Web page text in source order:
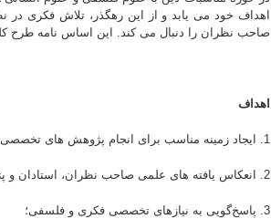
اهداف خود مى يابد و از اين رهگذر، تلاش فكرى در
صاحب نظران را دنبال مى كند. اين اساس نامه طرح
اهداف
1. ايجاد زمينه مناسب براى انجام پژوهش هاى تخصصى روزآمد در زمينه علوم فلسفى و كمك به گسترش آنها؛
2. انعكاس يافته هاى علمى صاحب نظران، استادان و پژوهشگران؛
3. پاسخ‌گويى به نيازهاى تخصصى فكرى و فلسفى؛